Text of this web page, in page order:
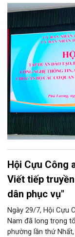
Phú Lương đã tổ
tập công tác bảo
Chương trình được
thể đội ngũ cán bộ,
đang trực tiếp công
chuyên môn trên địa
Hội Cựu Công
Viết tiếp
dân phục vụ"
Ngày 29/7, Hội Cựu
Nam đã long trọng
phường lần thứ